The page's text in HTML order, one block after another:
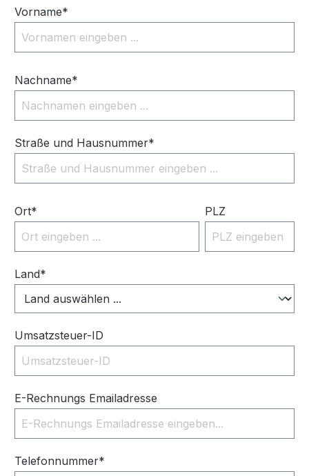
Vorname*
Nachname*
Straße und Hausnummer*
Ort* PLZ
Land*
Umsatzsteuer-ID
E-Rechnungs Emailadresse
Telefonnummer*